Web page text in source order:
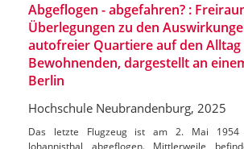
Abgeflogen - abgefahren? :
Überlegungen zu den
autofreier Quartiere auf den Alltag
Bewohnenden, dargestellt an
Berlin
Hochschule Neubrandenburg, 2025
Das letzte Flugzeug ist am 2. Mai 1954
Johannisthal abgeflogen. Mittlerweile